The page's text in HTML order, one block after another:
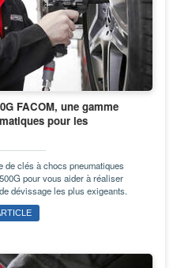
FACOM, une gamme
pour les
de clés à chocs pneumatiques
pour vous aider à réaliser
dévissage les plus exigeants.